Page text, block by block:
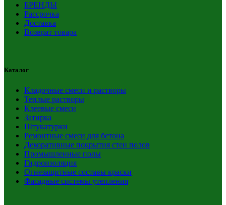
БРЕНДЫ
Рассрочка
Доставка
Возврат товара
Каталог
Кладочные смеси и растворы
Теплые растворы
Клеевые смеси
Затирка
Штукатурки
Ремонтные смеси для бетона
Декоративные покрытия стен полов
Промышленные полы
Гидроизоляция
Огнезащитные составы краски
Фасадные системы утепления